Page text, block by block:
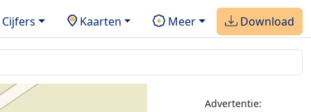
Cijfers Kaarten Meer Download
Advertentie: